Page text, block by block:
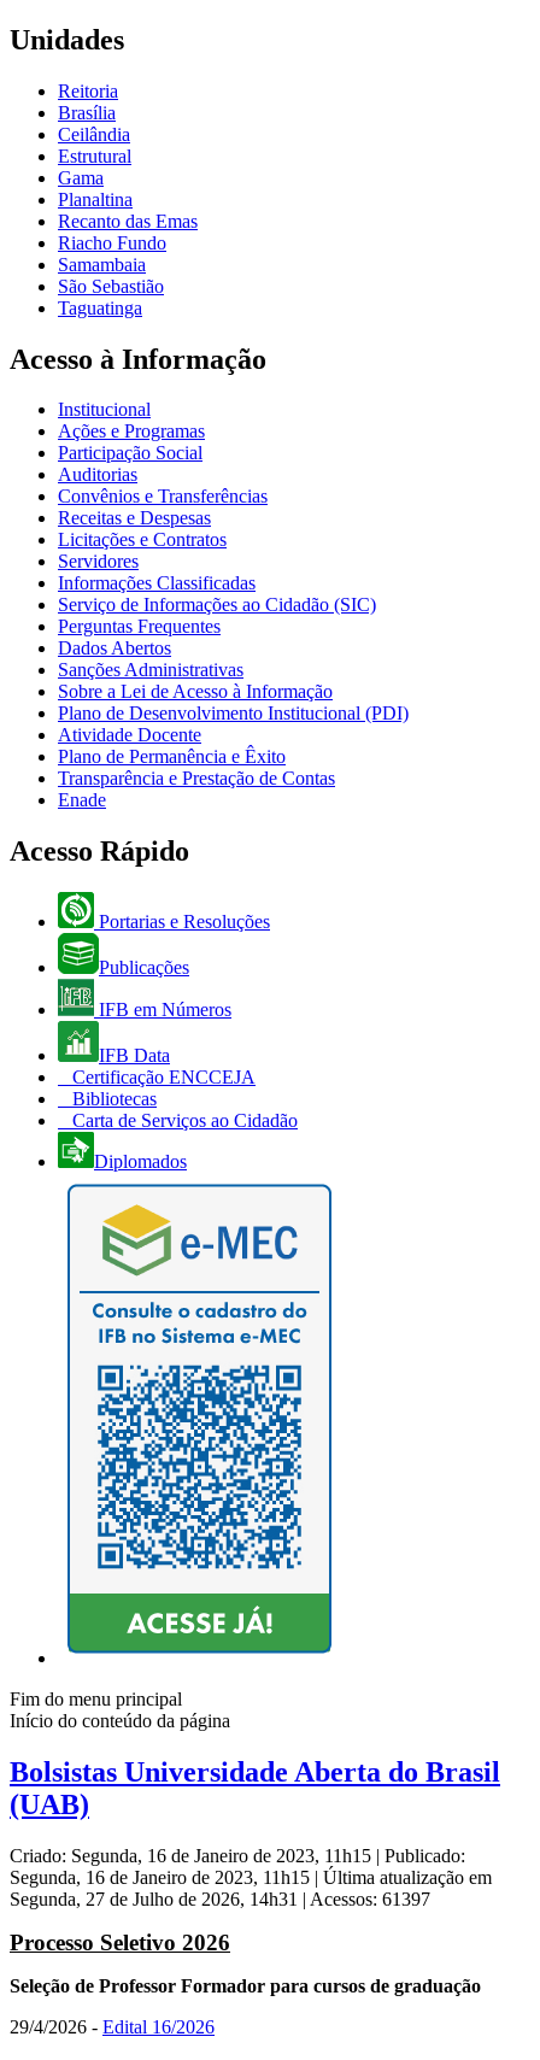
Unidades
Reitoria
Brasília
Ceilândia
Estrutural
Gama
Planaltina
Recanto das Emas
Riacho Fundo
Samambaia
São Sebastião
Taguatinga
Acesso à Informação
Institucional
Ações e Programas
Participação Social
Auditorias
Convênios e Transferências
Receitas e Despesas
Licitações e Contratos
Servidores
Informações Classificadas
Serviço de Informações ao Cidadão (SIC)
Perguntas Frequentes
Dados Abertos
Sanções Administrativas
Sobre a Lei de Acesso à Informação
Plano de Desenvolvimento Institucional (PDI)
Atividade Docente
Plano de Permanência e Êxito
Transparência e Prestação de Contas
Enade
Acesso Rápido
Portarias e Resoluções
Publicações
IFB em Números
IFB Data
Certificação ENCCEJA
Bibliotecas
Carta de Serviços ao Cidadão
Diplomados
Fim do menu principal
Início do conteúdo da página
Bolsistas Universidade Aberta do Brasil
(UAB)
Criado: Segunda, 16 de Janeiro de 2023, 11h15 | Publicado:
Segunda, 16 de Janeiro de 2023, 11h15 | Última atualização em
Segunda, 27 de Julho de 2026, 14h31 | Acessos: 61397
Processo Seletivo 2026
Seleção de Professor Formador para cursos de graduação
29/4/2026 - Edital 16/2026